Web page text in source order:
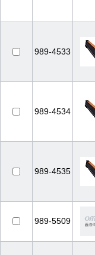
989-4533
989-4534
989-4535
989-5509